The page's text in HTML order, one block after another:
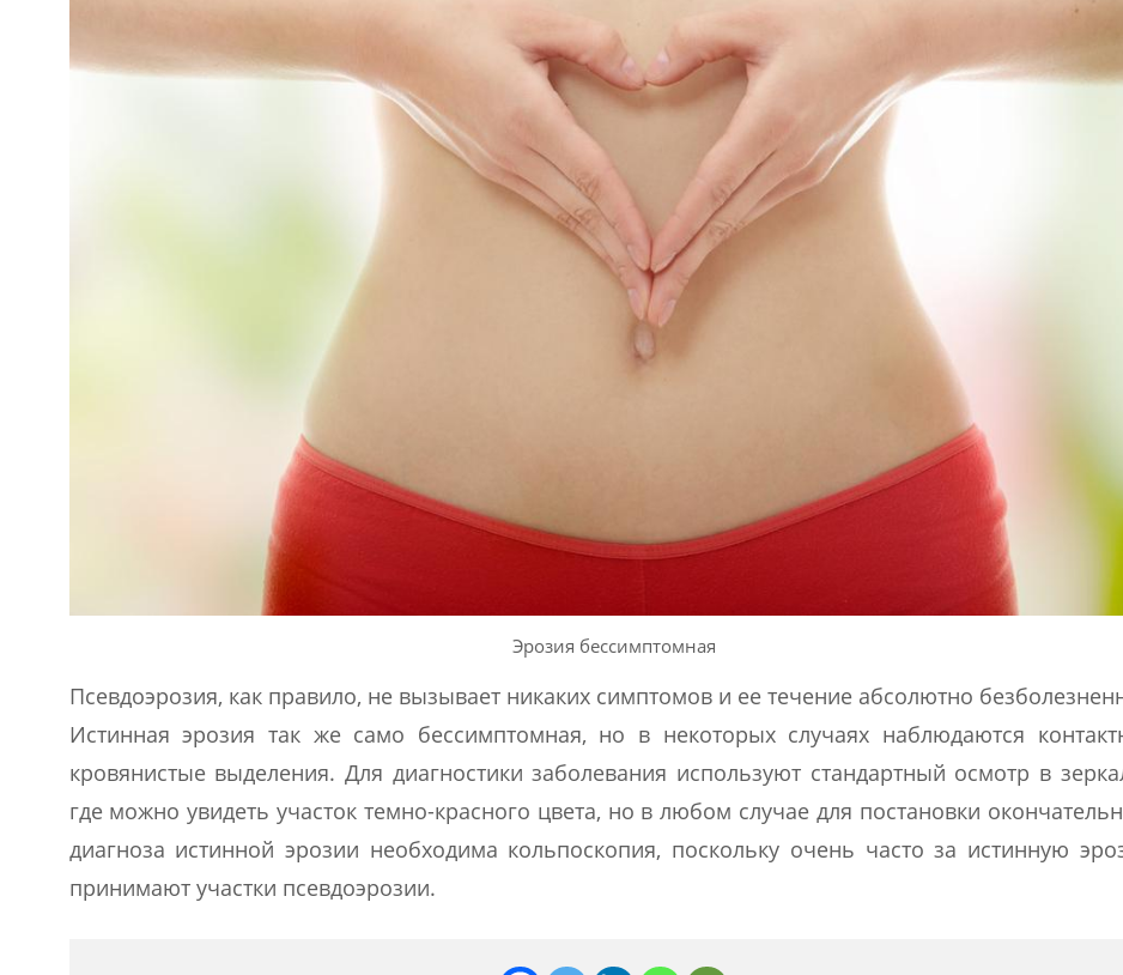
Эрозия бессимптомная
Псевдоэрозия, как правило, не вызывает никаких симптомов и ее течение абсолютно
Истинная эрозия так же само бессимптомная, но в некоторых случаях наблюдаются
кровянистые выделения. Для диагностики заболевания используют стандартный осмотр в
где можно увидеть участок темно-красного цвета, но в любом случае для постановки
диагноза истинной эрозии необходима кольпоскопия, поскольку очень часто за истинную
принимают участки псевдоэрозии.